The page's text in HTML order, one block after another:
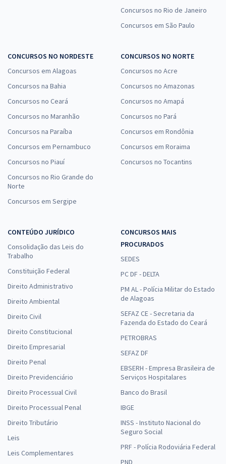
Concursos no Rio de Janeiro
Concursos em São Paulo
CONCURSOS NO NORDESTE
Concursos em Alagoas
Concursos na Bahia
Concursos no Ceará
Concursos no Maranhão
Concursos na Paraíba
Concursos em Pernambuco
Concursos no Piauí
Concursos no Rio Grande do
Norte
Concursos em Sergipe
CONCURSOS NO NORTE
Concursos no Acre
Concursos no Amazonas
Concursos no Amapá
Concursos no Pará
Concursos em Rondônia
Concursos em Roraima
Concursos no Tocantins
CONTEÚDO JURÍDICO
Consolidação das Leis do
Trabalho
Constituição Federal
Direito Administrativo
Direito Ambiental
Direito Civil
Direito Constitucional
Direito Empresarial
Direito Penal
Direito Previdenciário
Direito Processual Civil
Direito Processual Penal
Direito Tributário
Leis
Leis Complementares
CONCURSOS MAIS
PROCURADOS
SEDES
PC DF - DELTA
PM AL - Polícia Militar do Estado
de Alagoas
SEFAZ CE - Secretaria da
Fazenda do Estado do Ceará
PETROBRAS
SEFAZ DF
EBSERH - Empresa Brasileira de
Serviços Hospitalares
Banco do Brasil
IBGE
INSS - Instituto Nacional do
Seguro Social
PRF - Polícia Rodoviária Federal
PND